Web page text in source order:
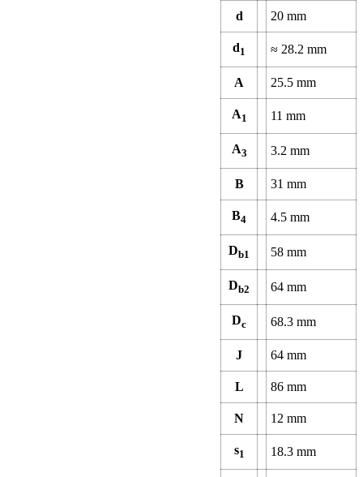
d 20 mm
d1 ≈ 28.2 mm
A 25.5 mm
A1 11 mm
A3 3.2 mm
B 31 mm
B4 4.5 mm
Db1 58 mm
Db2 64 mm
Dc 68.3 mm
J 64 mm
L 86 mm
N 12 mm
s1 18.3 mm